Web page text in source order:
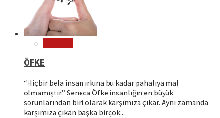
ÖFKE
“Hiçbir bela insan ırkına bu kadar pahalıya mal
olmamıştır.” Seneca Öfke insanlığın en büyük
sorunlarından biri olarak karşımıza çıkar. Aynı zamanda
karşımıza çıkan başka birçok...